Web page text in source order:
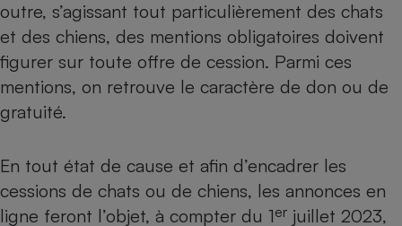
outre, s’agissant tout particulièrement des chats
et des chiens, des mentions obligatoires doivent
figurer sur toute offre de cession. Parmi ces
mentions, on retrouve le caractère de don ou de
gratuité.
En tout état de cause et afin d’encadrer les
cessions de chats ou de chiens, les annonces en
ligne feront l’objet, à compter du 1er juillet 2023,